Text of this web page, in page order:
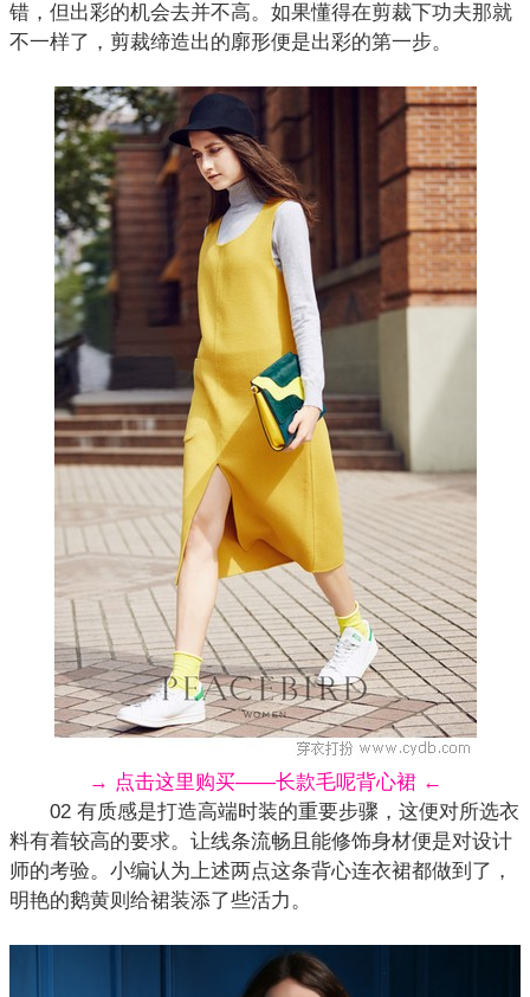
错，但出彩的机会去并不高。如果懂得在剪裁下功夫那就
不一样了，剪裁缔造出的廓形便是出彩的第一步。
→ 点击这里购买——长款毛呢背心裙 ←
02 有质感是打造高端时装的重要步骤，这便对所选衣
料有着较高的要求。让线条流畅且能修饰身材便是对设计
师的考验。小编认为上述两点这条背心连衣裙都做到了，
明艳的鹅黄则给裙装添了些活力。